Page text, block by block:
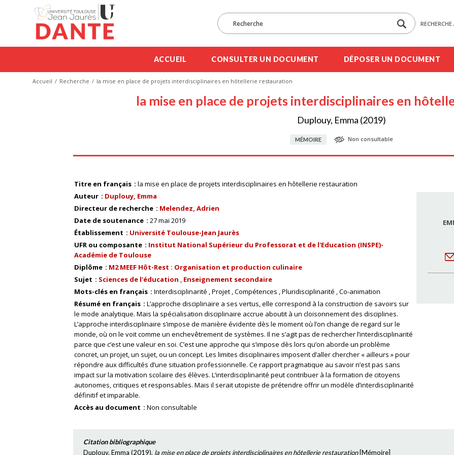
RECHERCHE
ACCUEIL CONSULTER UN DOCUMENT DÉPOSER UN DOCUMENT
Accueil Recherche la mise en place de projets interdisciplinaires en hôtellerie restauration
la mise en place de projets interdisciplinaires en
Duplouy, Emma (2019)
MÉMOIRE Non consultable
Titre en français
la mise en place de projets interdisciplinaires en hôtellerie restauration
Auteur
Duplouy, Emma
Directeur de recherche
Melendez, Adrien
Date de soutenance
27 mai 2019
Établissement
Université Toulouse-Jean Jaurès
UFR ou composante
Institut National Supérieur du Professorat et de l'Education (INSPE)-
Académie de Toulouse
Diplôme
M2 MEEF Hôt-Rest : Organisation et production culinaire
Sujet
Sciences de l'éducation
Enseignement secondaire
Mots-clés en français
Interdisciplinarité Projet Compétences Pluridisciplinarité Co-animation
Résumé en français
L’approche disciplinaire a ses vertus, elle correspond à la construction de savoirs sur
le mode analytique. Mais la spécialisation disciplinaire accrue aboutit à un cloisonnement des disciplines.
L’approche interdisciplinaire s’impose de manière évidente dès le moment où l’on change de regard sur le
monde, où on le voit comme un enchevêtrement de systèmes. Il ne s’agit pas de rechercher l’interdisciplinarité
parce que c’est une valeur en soi. C’est une approche qui s’impose dès lors qu’on aborde un problème
concret, un projet, un sujet, ou un concept. Les limites disciplinaires imposent d’aller chercher « ailleurs » pour
répondre aux difficultés d’une situation professionnelle. Ce rapport pragmatique au savoir n’est pas sans
impact sur la motivation scolaire des élèves. L’interdisciplinarité peut contribuer à la formation de citoyens
autonomes, critiques et responsables. Mais il serait utopiste de prétendre offrir un modèle d’interdisciplinarité
définitif et imparable.
Accès au document
Non consultable
Citation bibliographique
Duplouy, Emma (2019), la mise en place de projets interdisciplinaires en hôtellerie restauration[Mémoire]